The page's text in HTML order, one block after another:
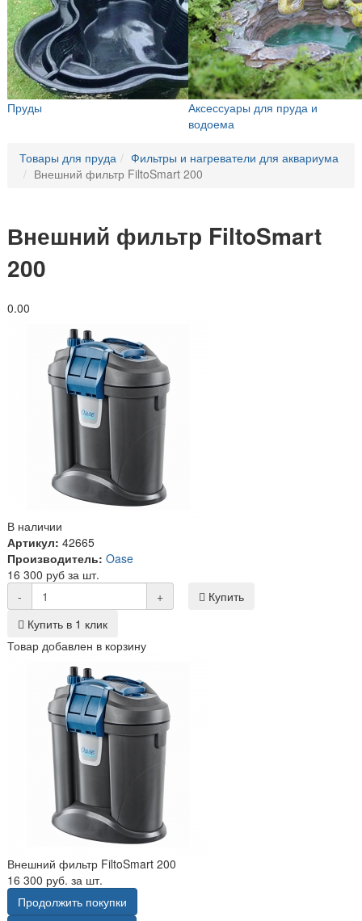
Пруды
Аксессуары для пруда и
водоема
Товары для пруда
Фильтры и нагреватели для аквариума
Внешний фильтр FiltoSmart 200
Внешний фильтр FiltoSmart
200
0.00
В наличии
Артикул: 42665
Производитель: Oase
16 300 руб за шт.
-
+
Купить
Купить в 1 клик
Товар добавлен в корзину
Внешний фильтр FiltoSmart 200
16 300 руб. за шт.
Продолжить покупки